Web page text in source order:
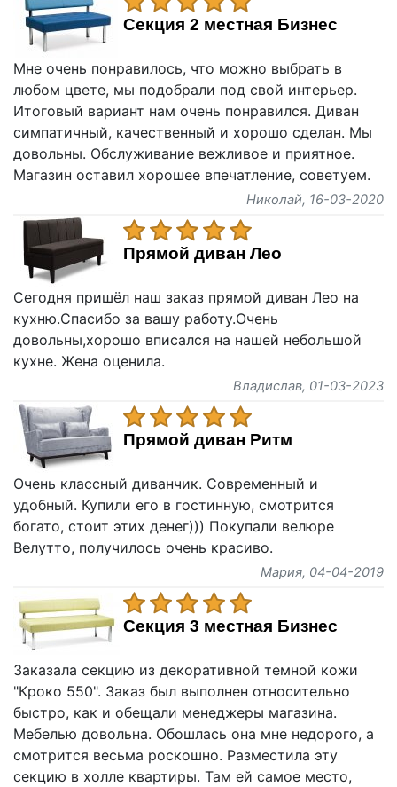
Секция 2 местная Бизнес
Мне очень понравилось, что можно выбрать в
любом цвете, мы подобрали под свой интерьер.
Итоговый вариант нам очень понравился. Диван
симпатичный, качественный и хорошо сделан. Мы
довольны. Обслуживание вежливое и приятное.
Магазин оставил хорошее впечатление, советуем.
Николай, 16-03-2020
Прямой диван Лео
Сегодня пришёл наш заказ прямой диван Лео на
кухню.Спасибо за вашу работу.Очень
довольны,хорошо вписался на нашей небольшой
кухне. Жена оценила.
Владислав, 01-03-2023
Прямой диван Ритм
Очень классный диванчик. Современный и
удобный. Купили его в гостинную, смотрится
богато, стоит этих денег))) Покупали велюре
Велутто, получилось очень красиво.
Мария, 04-04-2019
Секция 3 местная Бизнес
Заказала секцию из декоративной темной кожи
"Кроко 550". Заказ был выполнен относительно
быстро, как и обещали менеджеры магазина.
Мебелью довольна. Обошлась она мне недорого, а
смотрится весьма роскошно. Разместила эту
секцию в холле квартиры. Там ей самое место,